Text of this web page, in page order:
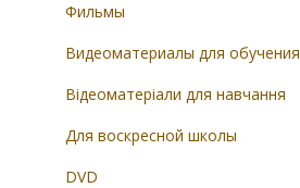
Фильмы
Видеоматериалы для обучения
Відеоматеріали для навчання
Для воскресной школы
DVD